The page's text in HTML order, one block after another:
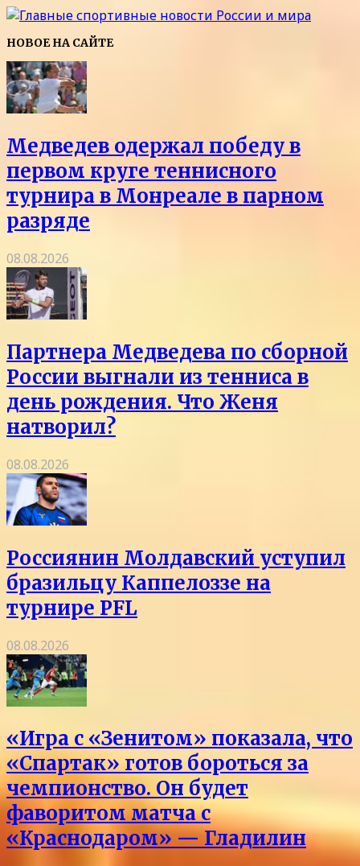
НОВОЕ НА САЙТЕ
Медведев одержал победу в
первом круге теннисного
турнира в Монреале в парном
разряде
08.08.2026
Партнера Медведева по сборной
России выгнали из тенниса в
день рождения. Что Женя
натворил?
08.08.2026
Россиянин Молдавский уступил
бразильцу Каппелоззе на
турнире PFL
08.08.2026
«Игра с «Зенитом» показала, что
«Спартак» готов бороться за
чемпионство. Он будет
фаворитом матча с
«Краснодаром» — Гладилин